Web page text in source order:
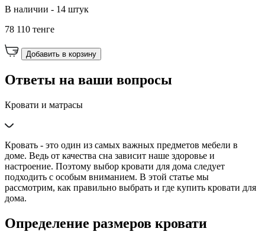
В наличии - 14 штук
78 110 тенге
Добавить в корзину
Ответы на ваши вопросы
Кровати и матрасы
Кровать - это один из самых важных предметов мебели в
доме. Ведь от качества сна зависит наше здоровье и
настроение. Поэтому выбор кровати для дома следует
подходить с особым вниманием. В этой статье мы
рассмотрим, как правильно выбрать и где купить кровати для
дома.
Определение размеров кровати